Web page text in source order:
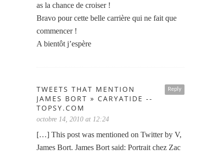
as la chance de croiser !
Bravo pour cette belle carrière qui ne fait que
commencer !
A bientôt j’espère
Reply
TWEETS THAT MENTION
JAMES BORT » CARYATIDE --
TOPSY.COM
octobre 14, 2010 at 12:24
[…] This post was mentioned on Twitter by V,
James Bort. James Bort said: ‎Portrait chez Zac